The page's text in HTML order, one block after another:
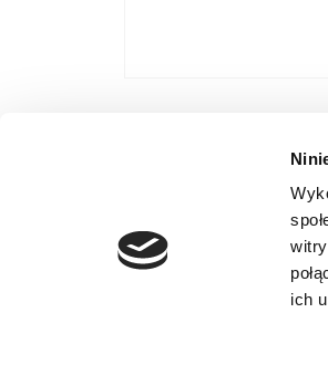
ich
WLC4090-